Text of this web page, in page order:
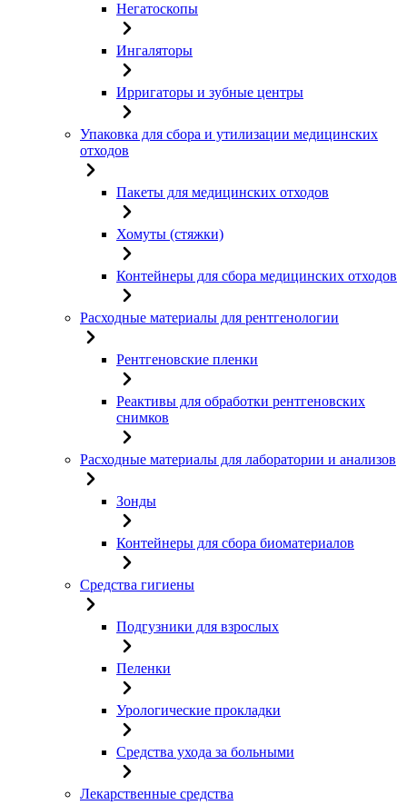
Негатоскопы
Ингаляторы
Ирригаторы и зубные центры
Упаковка для сбора и утилизации медицинских
отходов
Пакеты для медицинских отходов
Хомуты (стяжки)
Контейнеры для сбора медицинских отходов
Расходные материалы для рентгенологии
Рентгеновские пленки
Реактивы для обработки рентгеновских
снимков
Расходные материалы для лаборатории и анализов
Зонды
Контейнеры для сбора биоматериалов
Средства гигиены
Подгузники для взрослых
Пеленки
Урологические прокладки
Средства ухода за больными
Лекарственные средства